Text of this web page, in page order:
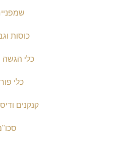
כוסות
כלי הגשה
כלי
קנקנים